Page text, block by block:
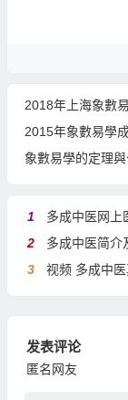
2018年上海象數
2015年象數易學
象數易學的定理
1
多成中医网上
2
多成中医简
3
视频 多成中
发表评论
匿名网友